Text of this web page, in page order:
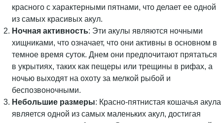
красного с характерными пятнами, что делает ее одной
из самых красивых акул.
Ночная активность: Эти акулы являются ночными
хищниками, что означает, что они активны в основном в
темное время суток. Днем они предпочитают прятаться
в укрытиях, таких как пещеры или трещины в рифах, а
ночью выходят на охоту за мелкой рыбой и
беспозвоночными.
Небольшие размеры: Красно-пятнистая кошачья акула
является одной из самых маленьких акул, достигая